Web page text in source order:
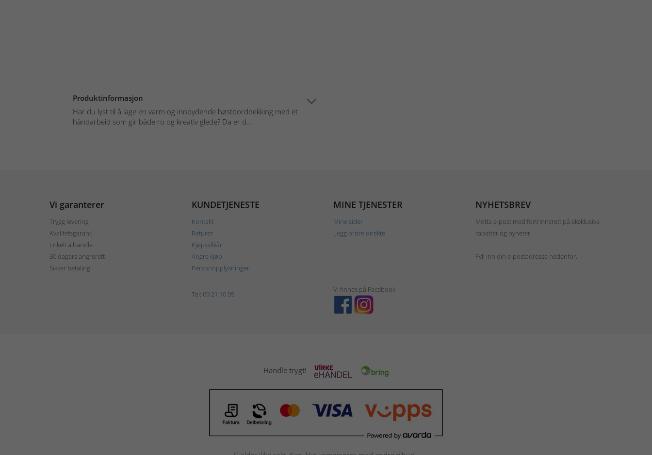
Produktinformasjon
Har du lyst til å lage en varm og innbydende høstborddekking med et
håndarbeid som gir både ro og kreativ glede? Da er d...
Vi garanterer
Trygg levering
Kvalitetsgaranti
Enkelt å handle
30 dagers angrerett
Sikker betaling
KUNDETJENESTE
Kontakt
Returer
Kjøpsvilkår
Angre kjøp
Personopplysninger
MINE TJENESTER
Mine sider
Legg ordre direkte
NYHETSBREV
Motta e-post med fortrinnsrett på eksklusive
rabatter og nyheter.
Fyll inn din e-postadresse nedenfor.
Tel: 69 21 10 95
Vi finnes på Facebook
Handle trygt!